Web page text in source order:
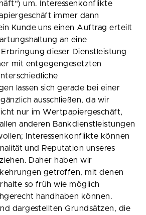
um. Interessenkonflikte
immer dann
Kunde uns einen Auftrag erteilt
an eine
dieser Dienstleistung
mit entgegengesetzten
lassen sich gerade bei einer
ausschließen, da wir
nur im Wertpapiergeschäft,
anderen Bankdienstleistungen
Interessenkonflikte können
und Reputation unseres
Daher haben wir
getroffen, mit denen
so früh wie möglich
handhaben können.
dargestellten Grundsätzen, die